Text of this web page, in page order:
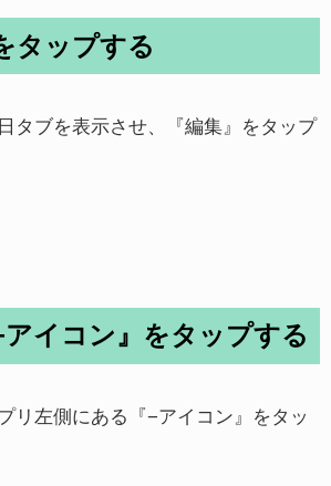
タップする
タブを表示させ、『編集』をタップ
イコン』をタップする
リ左側にある『−アイコン』をタッ